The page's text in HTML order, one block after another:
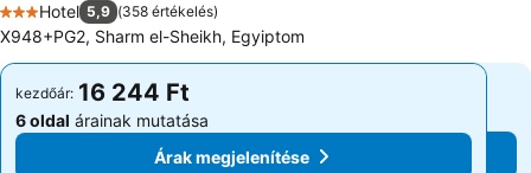
3 Kategória
Hotel 5,9 (358 értékelés)
X948+PG2, Sharm el-Sheikh, Egyiptom
kezdőár: 16 244 Ft
6 oldal árainak mutatása
Árak megjelenítése
kezdőár: 16 244 Ft
6 oldal árainak mutatása
Árak megjelenítése